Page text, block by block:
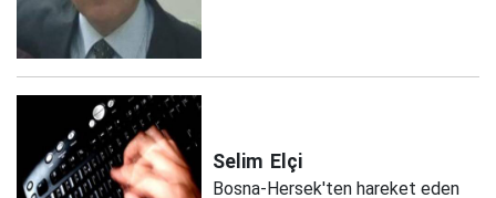
Selim Elçi
Bosna-Hersek'ten hareket eden